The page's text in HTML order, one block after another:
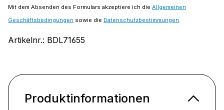
Mit dem Absenden des Formulars akzeptiere ich die Allgemeinen
Geschäftsbedingungen sowie die Datenschutzbestimmungen
Artikelnr.: BDL71655
Produktinformationen